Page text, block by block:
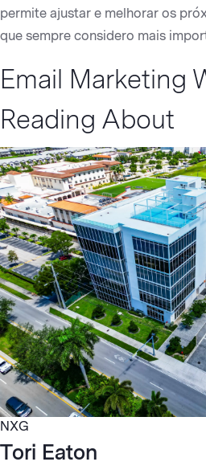
permite ajustar e melhorar os
que sempre considero mais
Email Marketing
Reading About
NXG
Tori Eaton